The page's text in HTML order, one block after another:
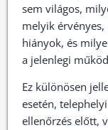
sem világos,
melyik
hiányok, és
a jelenlegi
Ez különösen
esetén,
ellenőrzés előtt,